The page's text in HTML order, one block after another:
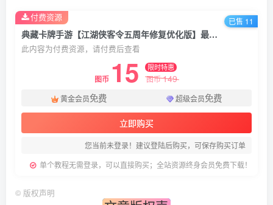
典藏卡牌手游【江湖侠客令五周年修复优化版】最新整理Win系服务端+GM运营后台+安卓苹果双端+详细搭建教程
此内容为付费资源，请付费后查看
图币 15 限时特惠
图币149
黄金会员免费 超级会员免费
立即购买
您当前未登录！建议登陆后购买，可保存购买订单
单个教程无需登录，可以直接购买；全站资源终身会员免费下载！
付费资源 已售 11
© 版权声明